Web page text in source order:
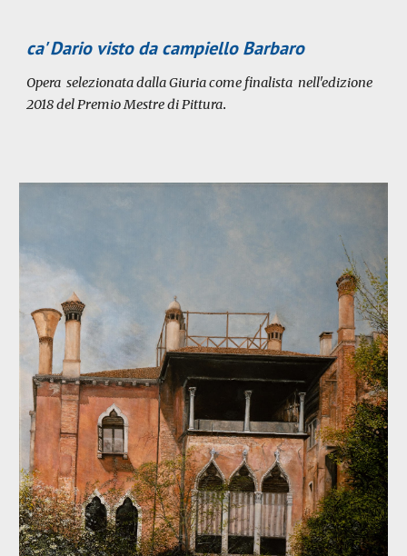
ca' Dario visto da campiello Barbaro
Opera selezionata dalla Giuria come finalista nell'edizione
2018del Premio Mestre di Pittura.